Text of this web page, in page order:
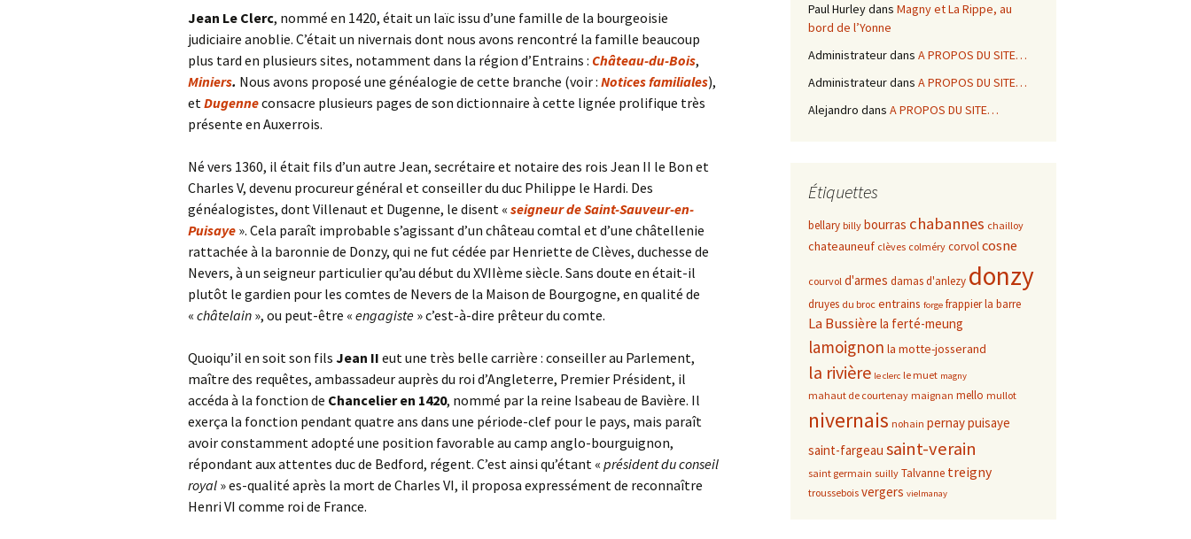
Jean Le Clerc, nommé en 1420, était un laïc issu d’une famille de la bourgeoisie
judiciaire anoblie. C’était un nivernais dont nous avons rencontré la famille beaucoup
plus tard en plusieurs sites, notamment dans la région d’Entrains : Château-du-Bois,
Miniers. Nous avons proposé une généalogie de cette branche (voir : Notices familiales),
etDugenneconsacre plusieurs pages de son dictionnaire à cette lignée prolifique très
présente en Auxerrois.
Né vers 1360, il était fils d’un autre Jean, secrétaire et notaire des rois Jean II le Bon et
Charles V, devenu procureur général et conseiller du duc Philippe le Hardi. Des
généalogistes, dont Villenaut et Dugenne, le disent « seigneur de Saint-Sauveur-en-
Puisaye ». Cela paraît improbable s’agissant d’un château comtal et d’une châtellenie
rattachée à la baronnie de Donzy, qui ne fut cédée par Henriette de Clèves, duchesse de
Nevers, à un seigneur particulier qu’au début du XVIIème siècle. Sans doute en était-il
plutôt le gardien pour les comtes de Nevers de la Maison de Bourgogne, en qualité de
« châtelain », ou peut-être « engagiste » c’est-à-dire prêteur du comte.
Quoiqu’il en soit son fils Jean II eut une très belle carrière : conseiller au Parlement,
maître des requêtes, ambassadeur auprès du roi d’Angleterre, Premier Président, il
accéda à la fonction de Chancelier en 1420, nommé par la reine Isabeau de Bavière. Il
exerça la fonction pendant quatre ans dans une période-clef pour le pays, mais paraît
avoir constamment adopté une position favorable au camp anglo-bourguignon,
répondant aux attentes duc de Bedford, régent. C’est ainsi qu’étant « président du conseil
royal » es-qualité après la mort de Charles VI, il proposa expressément de reconnaître
Henri VI comme roi de France.
Paul Hurleydans Magny et La Rippe, au
bord de l’Yonne
Administrateurdans A PROPOS DU SITE…
Administrateurdans A PROPOS DU SITE…
Alejandro dans A PROPOS DU SITE…
Étiquettes
bellary billy bourras chabannes chailloy
chateauneuf clèves colméry corvolcosne
courvol d'armes damas d'anlezy donzy
druyes du broc entrains forge frappierla barre
La Bussière la ferté-meung
lamoignon la motte-josserand
la rivière le clerc le muet magny
mahaut de courtenay maignan mello mullot
nivernais nohain pernaypuisaye
saint-fargeau saint-verain
saint germain suilly Talvanne treigny
troussebois vergers vielmanay